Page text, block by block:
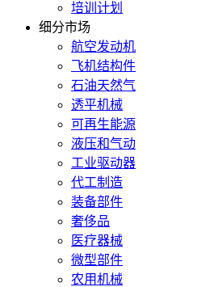
培训计划
细分市场
航空发动机
飞机结构件
石油天然气
透平机械
可再生能源
液压和气动
工业驱动器
代工制造
装备部件
奢侈品
医疗器械
微型部件
农用机械